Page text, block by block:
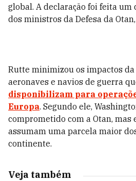
global. A declaração foi feita
dos ministros da Defesa da
Rutte minimizou os impactos da
aeronaves e navios de guerra
disponibilizam para
Europa. Segundo ele,
comprometido com a Otan, mas
assumam uma parcela maior
continente.
Veja também